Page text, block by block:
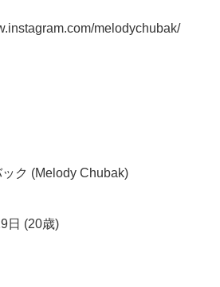
melodychubak/
ク (Melody Chubak)
日 (20歳)